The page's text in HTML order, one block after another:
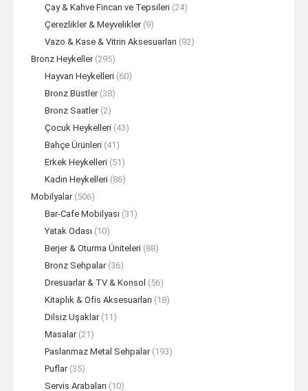
Çay & Kahve Fincan ve Tepsileri (24)
Çerezlikler & Meyvelikler (9)
Vazo & Kase & Vitrin Aksesuarları (92)
Bronz Heykeller (295)
Hayvan Heykelleri (60)
Bronz Büstler (38)
Bronz Saatler (2)
Çocuk Heykelleri (43)
Bahçe Ürünleri (41)
Erkek Heykelleri (51)
Kadın Heykelleri (86)
Mobilyalar (506)
Bar-Cafe Mobilyası (31)
Yatak Odası (10)
Berjer & Oturma Üniteleri (88)
Bronz Sehpalar (36)
Dresuarlar & TV & Konsol (56)
Kitaplık & Ofis Aksesuarları (18)
Dilsiz Uşaklar (11)
Masalar (21)
Paslanmaz Metal Sehpalar (193)
Puflar (35)
Servis Arabaları (10)